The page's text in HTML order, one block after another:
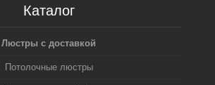
Каталог
Люстры с доставкой
Потолочные люстры